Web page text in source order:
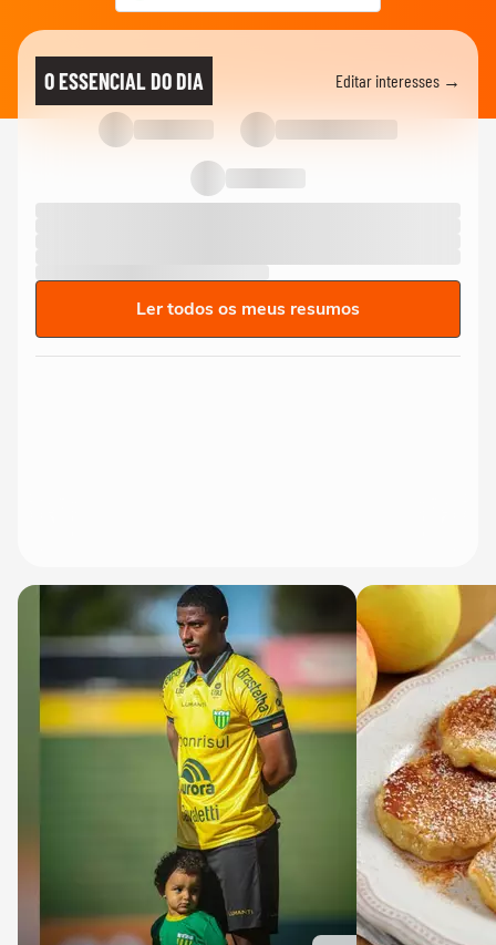
O ESSENCIAL DO DIA Editar interesses →
Ler todos os meus resumos